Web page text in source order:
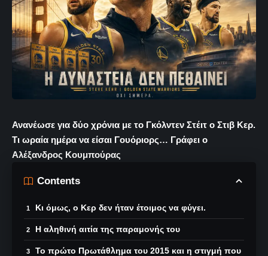
Ανανέωσε για δύο χρόνια με το Γκόλντεν Στέιτ ο Στιβ Κερ.
Τι ωραία ημέρα να είσαι Γουόριορς… Γράφει ο
Αλέξανδρος Κουμπούρας
Contents
Κι όμως, ο Κερ δεν ήταν έτοιμος να φύγει.
Η αληθινή αιτία της παραμονής του
Το πρώτο Πρωτάθλημα του 2015 και η στιγμή που